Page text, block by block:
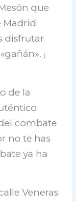
que
Madrid
disfrutar
¡
de la
combate
no te has
ya ha
Veneras